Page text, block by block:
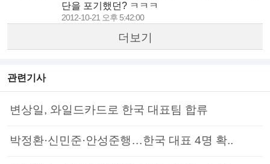
단을 포기했던? ㅋㅋㅋ
2012-10-21 오후 5:42:00
더보기
관련기사
변상일, 와일드카드로 한국 대표팀 합류
박정환·신민준·안성준행…한국 대표 4명 확..